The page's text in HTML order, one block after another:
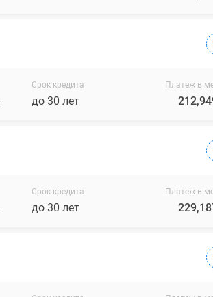
Срок кредита
до 30 лет
Платеж в
Срок кредита
до 30 лет
Платеж в